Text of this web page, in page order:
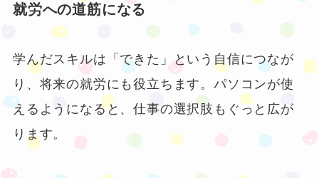
就労への道筋になる
学んだスキルは「できた」という自信につなが
り、将来の就労にも役立ちます。パソコンが使
えるようになると、仕事の選択肢もぐっと広が
ります。